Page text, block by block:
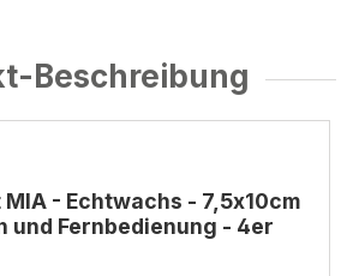
Beschreibung
MIA - Echtwachs - 7,5x10cm
und Fernbedienung - 4er